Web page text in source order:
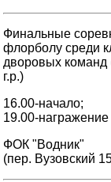
Финальные
флорболу среди
дворовых команд
г.р.)
16.00-начало;
19.00-награжение
ФОК "Водник"
(пер. Вузовский